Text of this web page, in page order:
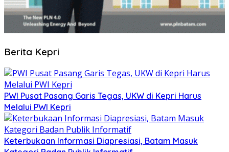
Berita Kepri
PWI Pusat Pasang Garis Tegas, UKW di Kepri Harus
Melalui PWI Kepri
Keterbukaan Informasi Diapresiasi, Batam Masuk